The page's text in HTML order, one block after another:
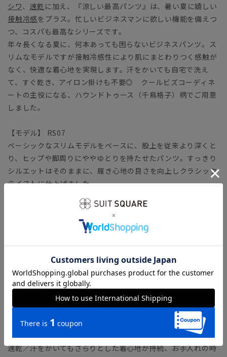
シワ、 速乾 に加え、『涼しい最高パンツ』は、暑い夏に嬉しい
接触冷感をプラス。忙しいビジネスマンに欲しい機能を備えつ
つ、コスパも最高なシリーズです。
年々長くなる夏に、何本あっても困らないビジネスパンツ。ス
リムなモデルですが接触冷感性により肌にまとわりつく感触が
なく、快適な着心地を実現します。汗をかいても自宅で洗え
て、すぐ乾き、アイロン掛けも不要◎ クールビズコーディネ
ートの主役になる、ハウンドトゥース（千鳥格子）柄でご用意
しました。
【モデル】 RS07
ベーシックなスリムモデルをベースに、股上を従来より深くと
り、ヒップや脚周りにややゆとりを持たせたパンツ。すっきり
シルエットはそのままに、履き心地の良さを向上しクラシック
テイストに仕上げました。
一見ウール見えする、マルチな機能性のポリエステル素材。平
織で通気性がよいため、夏にも快適に着用いただけます。
ノンアイロン／アイロン掛け不要で、パンツのクリースライン
（折り目）を保持します。
ウォッシャブル／汚れてもご家庭で簡単にお洗濯が可能です。
ストレッチ／優れた伸縮性により快適な着心地を叶えます。
防シワ／着用中シワになりにくく、洗濯後に残りがちなシワも
速乾／汗をかいてもさらりとした着心地が持続、お手入れの時